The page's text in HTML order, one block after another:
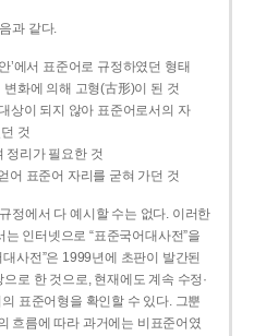
과 같다.
’에서 표준어로 규정하였던 형태
화에 의해 고형(古形)이 된 것
상이 되지 않아 표준어로서의 자
것
정리가 필요한 것
어 표준어 자리를 굳혀 가던 것
정에서 다 예시할 수는 없다. 이러한
인터넷으로 “표준국어대사전”을
사전”은 1999년에 초판이 발간된
로 한 것으로, 현재에도 계속 수정·
표준어형을 확인할 수 있다. 그뿐
흐름에 따라 과거에는 비표준어였